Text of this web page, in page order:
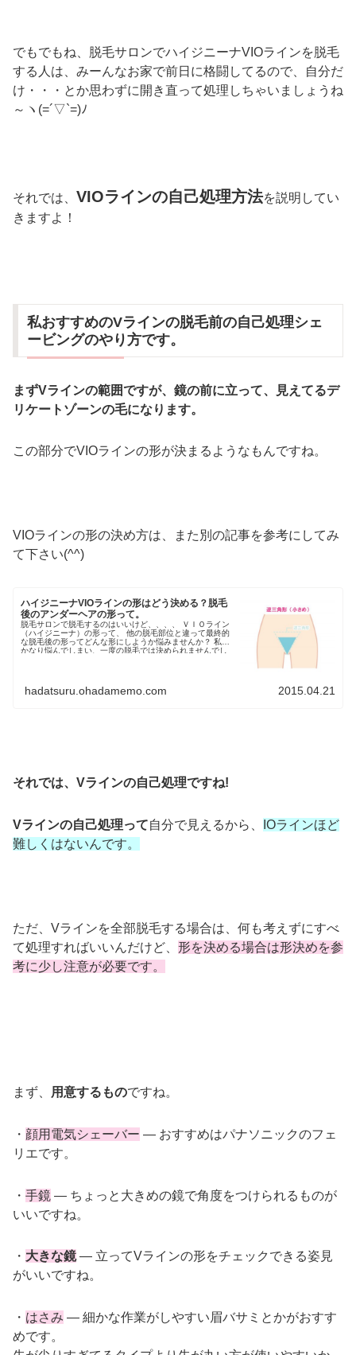
でもでもね、脱毛サロンでハイジニーナVIOラインを脱毛
する人は、みーんなお家で前日に格闘してるので、自分だ
け・・・とか思わずに開き直って処理しちゃいましょうね
～ヽ(=´▽`=)ﾉ
それでは、 VIOラインの自己処理方法を説明してい
きますよ！
私おすすめのVラインの脱毛前の自己処理シェ
ービングのやり方です。
まずVラインの範囲ですが、鏡の前に立って、見えてるデ
リケートゾーンの毛になります。
この部分でVIOラインの形が決まるようなもんですね。
VIOラインの形の決め方は、また別の記事を参考にしてみ
て下さい(^^)
ハイジニーナVIOラインの形はどう決める？脱毛
後のアンダーヘアの形って。
脱毛サロンで脱毛するのはいいけど、、、、 ＶＩＯライン
（ハイジニーナ）の形って、 他の脱毛部位と違って最終的
な脱毛後の形ってどんな形にしようか悩みませんか？ 私も
かなり悩んでしまい、一度の脱毛では決められませんでし
hadatsuru.ohadamemo.com 2015.04.21
それでは、Vラインの自己処理ですね!
Vラインの自己処理って自分で見えるから、
IOラインほど
難しくはないんです。
ただ、Vラインを全部脱毛する場合は、何も考えずにすべ
て処理すればいいんだけど、 形を決める場合は形決めを参
考に少し注意が必要です。
まず、 用意するものですね。
・ 顔用電気シェーバー — おすすめはパナソニックのフェ
リエです。
・ 手鏡 — ちょっと大きめの鏡で角度をつけられるものが
いいですね。
・ 大きな鏡— 立ってVラインの形をチェックできる姿見
がいいですね。
・ はさみ — 細かな作業がしやすい眉バサミとかがおすす
めです。